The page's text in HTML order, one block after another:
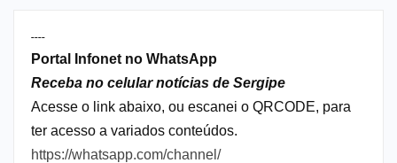
----
Portal Infonet no WhatsApp
Receba no celular notícias de Sergipe
Acesse o link abaixo, ou escanei o QRCODE, para
ter acesso a variados conteúdos.
https://whatsapp.com/channel/